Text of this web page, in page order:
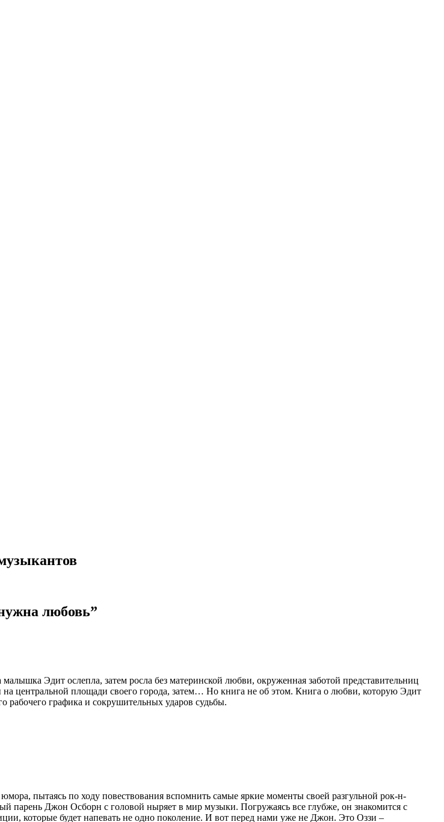
любовь”
Эдит ослепла, затем росла без материнской любви, окруженная заботой представительниц
центральной площади своего города, затем… Но книга не об этом. Книга о любви, которую Эдит
рабочего графика и сокрушительных ударов судьбы.
пытаясь по ходу повествования вспомнить самые яркие моменты своей разгульной рок-н-
парень Джон Осборн с головой ныряет в мир музыки. Погружаясь все глубже, он знакомится с
которые будет напевать не одно поколение. И вот перед нами уже не Джон. Это Оззи –